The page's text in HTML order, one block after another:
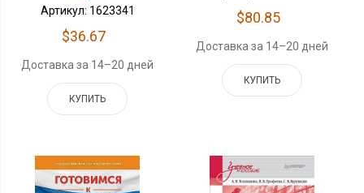
Артикул: 1623341
$36.67
Доставка за 14–20 дней
КУПИТЬ
$80.85
Доставка за 14–20 дней
КУПИТЬ